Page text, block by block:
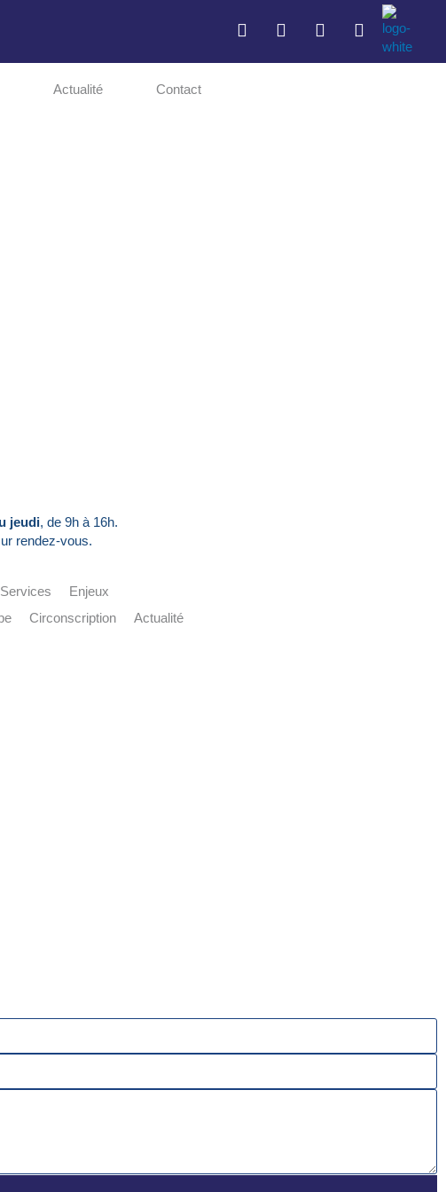
Actualité Contact
jeudi, de 9h à 16h.
rendez-vous.
Services
Enjeux
Circonscription
Actualité